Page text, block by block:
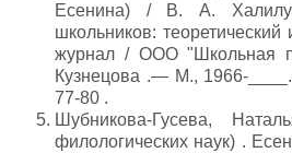
Есенина) / В. А.
школьников: теоретический
журнал / ООО "Школьная
Кузнецова .— М., 1966-
77-80 .
Шубникова-Гусева,
филологических наук) .